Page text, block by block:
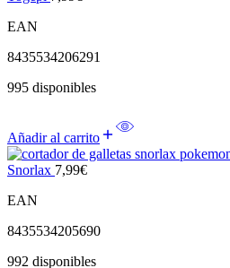
EAN
8435534206291
995 disponibles
Añadir al carrito
Snorlax 7,99€
EAN
8435534205690
992 disponibles